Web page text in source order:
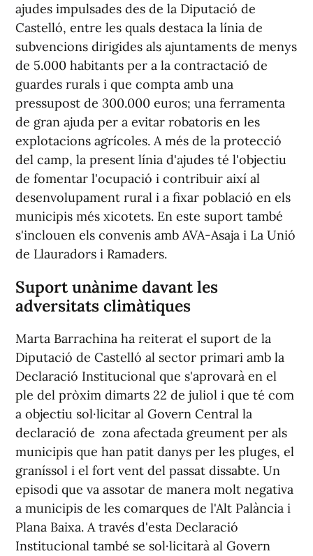
ajudes impulsades des de la Diputació de
Castelló, entre les quals destaca la línia de
subvencions dirigides als ajuntaments de menys
de 5.000 habitants per a la contractació de
guardes rurals i que compta amb una
pressupost de 300.000 euros; una ferramenta
de gran ajuda per a evitar robatoris en les
explotacions agrícoles. A més de la protecció
del camp, la present línia d'ajudes té l'objectiu
de fomentar l'ocupació i contribuir així al
desenvolupament rural i a fixar població en els
municipis més xicotets. En este suport també
s'inclouen els convenis amb AVA-Asaja i La Unió
de Llauradors i Ramaders.
Suport unànime davant les
adversitats climàtiques
Marta Barrachina ha reiterat el suport de la
Diputació de Castelló al sector primari amb la
Declaració Institucional que s'aprovarà en el
ple del pròxim dimarts 22 de juliol i que té com
a objectiu sol·licitar al Govern Central la
declaració de zona afectada greument per als
municipis que han patit danys per les pluges, el
graníssol i el fort vent del passat dissabte. Un
episodi que va assotar de manera molt negativa
a municipis de les comarques de l'Alt Palància i
Plana Baixa. A través d'esta Declaració
Institucional també se sol·licitarà al Govern